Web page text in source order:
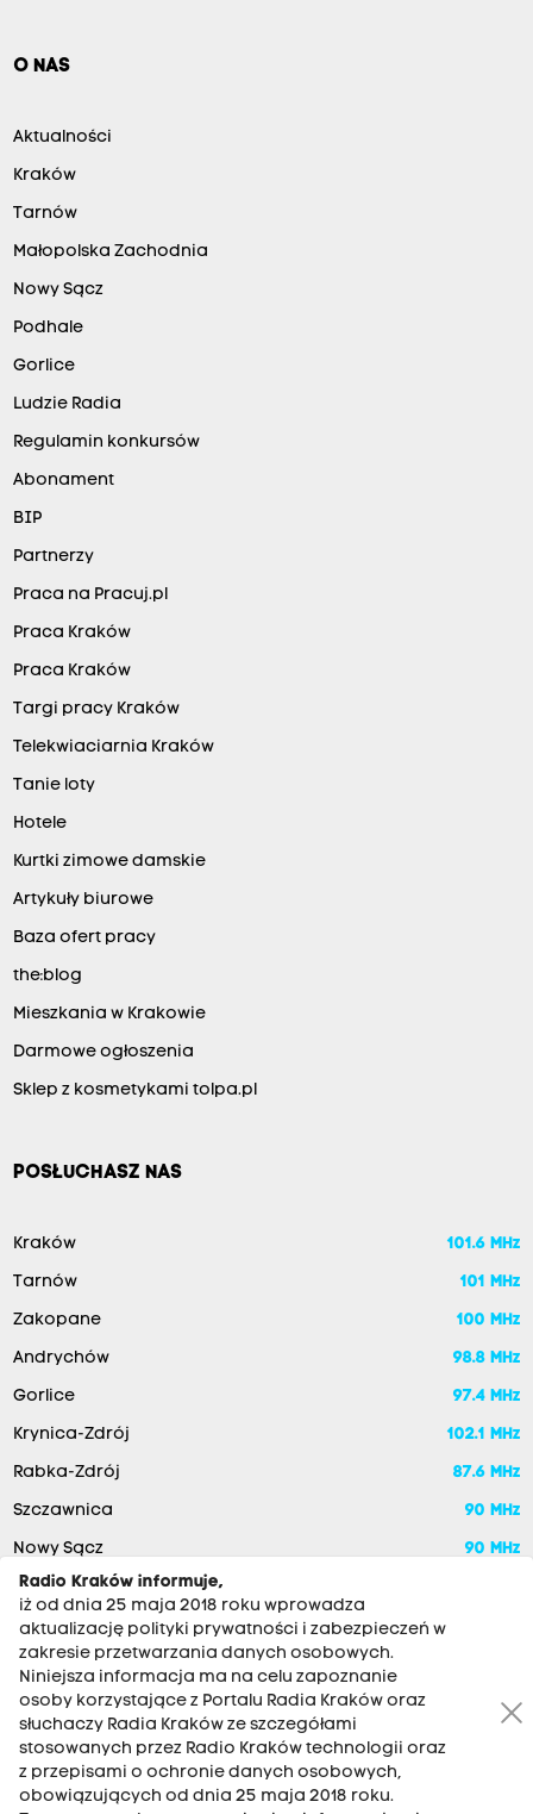
O NAS
Aktualności
Kraków
Tarnów
Małopolska Zachodnia
Nowy Sącz
Podhale
Gorlice
Ludzie Radia
Regulamin konkursów
Abonament
BIP
Partnerzy
Praca na Pracuj.pl
Praca Kraków
Praca Kraków
Targi pracy Kraków
Telekwiaciarnia Kraków
Tanie loty
Hotele
Kurtki zimowe damskie
Artykuły biurowe
Baza ofert pracy
the:blog
Mieszkania w Krakowie
Darmowe ogłoszenia
Sklep z kosmetykami tolpa.pl
POSŁUCHASZ NAS
Kraków 101.6 MHz
Tarnów 101 MHz
Zakopane 100 MHz
Andrychów 98.8 MHz
Gorlice 97.4 MHz
Krynica-Zdrój 102.1 MHz
Rabka-Zdrój 87.6 MHz
Szczawnica 90 MHz
Nowy Sącz 90 MHz
RADIO KRAKÓW SA. Aleja Juliusza Słowackiego 22, 30-007
Kraków
Radio Kraków informuje,
iż od dnia 25 maja 2018 roku wprowadza
aktualizację polityki prywatności i zabezpieczeń w
zakresie przetwarzania danych osobowych.
Niniejsza informacja ma na celu zapoznanie
osoby korzystające z Portalu Radia Kraków oraz
słuchaczy Radia Kraków ze szczegółami
stosowanych przez Radio Kraków technologii oraz
z przepisami o ochronie danych osobowych,
obowiązujących od dnia 25 maja 2018 roku.